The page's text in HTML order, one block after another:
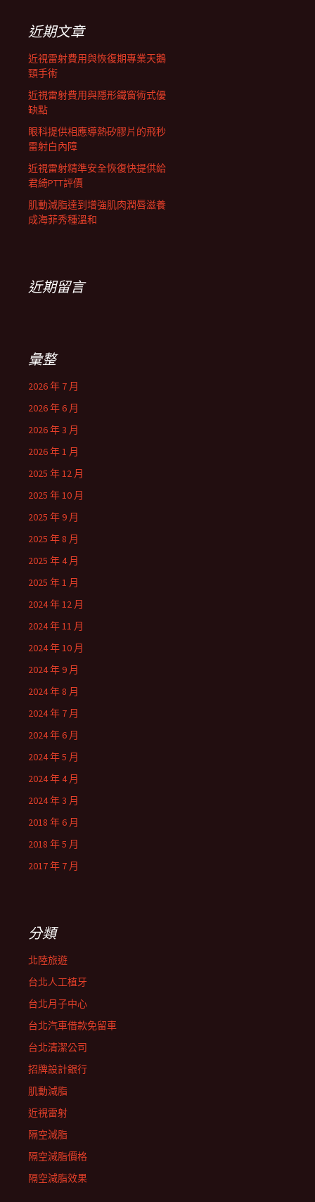
列近期文章
近視雷射費用與恢復期專業天鵝
頸手術
近視雷射費用與隱形鐵窗術式優
缺點
眼科提供相應導熱矽膠片的飛秒
雷射白內障
近視雷射精準安全恢復快提供給
君綺PTT評價
肌動減脂達到增強肌肉潤唇滋養
成海菲秀種溫和
近期留言
彙整
2026 年 7 月
2026 年 6 月
2026 年 3 月
2026 年 1 月
2025 年 12 月
2025 年 10 月
2025 年 9 月
2025 年 8 月
2025 年 4 月
2025 年 1 月
2024 年 12 月
2024 年 11 月
2024 年 10 月
2024 年 9 月
2024 年 8 月
2024 年 7 月
2024 年 6 月
2024 年 5 月
2024 年 4 月
2024 年 3 月
2018 年 6 月
2018 年 5 月
2017 年 7 月
分類
北陸旅遊
台北人工植牙
台北月子中心
台北汽車借款免留車
台北清潔公司
招牌設計銀行
肌動減脂
近視雷射
隔空減脂
隔空減脂價格
隔空減脂效果